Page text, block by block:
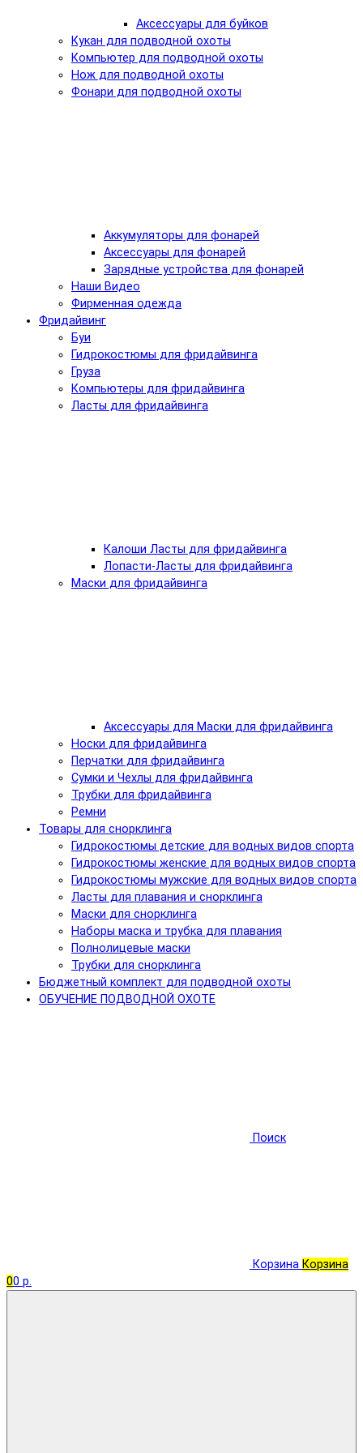
Аксессуары для буйков
Кукан для подводной охоты
Компьютер для подводной охоты
Нож для подводной охоты
Фонари для подводной охоты
Аккумуляторы для фонарей
Аксессуары для фонарей
Зарядные устройства для фонарей
Наши Видео
Фирменная одежда
Фридайвинг
Буи
Гидрокостюмы для фридайвинга
Груза
Компьютеры для фридайвинга
Ласты для фридайвинга
Калоши Ласты для фридайвинга
Лопасти-Ласты для фридайвинга
Маски для фридайвинга
Аксессуары для Маски для фридайвинга
Носки для фридайвинга
Перчатки для фридайвинга
Сумки и Чехлы для фридайвинга
Трубки для фридайвинга
Ремни
Товары для снорклинга
Гидрокостюмы детские для водных видов спорта
Гидрокостюмы женские для водных видов спорта
Гидрокостюмы мужские для водных видов спорта
Ласты для плавания и снорклинга
Маски для снорклинга
Наборы маска и трубка для плавания
Полнолицевые маски
Трубки для снорклинга
Бюджетный комплект для подводной охоты
ОБУЧЕНИЕ ПОДВОДНОЙ ОХОТЕ
Поиск
Корзина Корзина
00 р.